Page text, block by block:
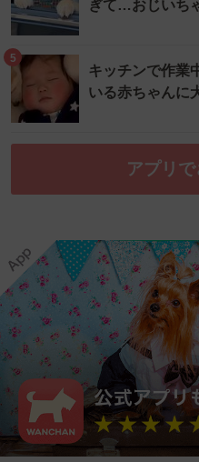
ぎて…おじいち
5
キッチンで作業
いる赤ちゃん
アプリ